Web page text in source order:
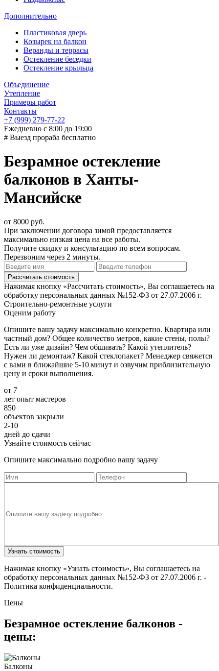
Дополнительно
Пластиковая дверь
Козырек на балкон
Веранды и террасы
Остекление беседки
Остекление крыльца
Объединение
Утепление
Примеры работ
Контакты
+7 (999) 279-77-22
Ежедневно с 8:00 до 19:00
# Выезд прораба бесплатно
Безрамное остекление
балконов в Ханты-
Мансийске
от 8000 руб.
При заключении договора зимой предоставляется
максимально низкая цена на все работы.
Получите скидку и консультацию по всем вопросам.
Перезвоним через 2 минуты.
Нажимая кнопку «Рассчитать стоимость», Вы соглашаетесь на
обработку персональных данных №152-ФЗ от 27.07.2006 г.
Строительно-ремонтные услуги
Оценим работу
Опишите вашу задачу максимально конкретно. Квартира или
частный дом? Общее количество метров, какие стены, полы?
Есть ли уже дизайн? Чем обшивать? Какой утеплитель?
Нужен ли демонтаж? Какой стеклопакет? Менеджер свяжется
с вами в ближайшие 5-10 минут и озвучим приблизительную
цену и сроки выполнения.
от 7
лет опыт мастеров
850
объектов закрыли
2-10
дней до сдачи
Узнайте стоимость сейчас
Опишите максимально подробно вашу задачу
Узнать стоимость
Нажимая кнопку «Узнать стоимость», Вы соглашаетесь на
обработку персональных данных №152-ФЗ от 27.07.2006 г. -
Политика конфиденциальности.
Цены
Безрамное остекление балконов -
цены:
Балконы